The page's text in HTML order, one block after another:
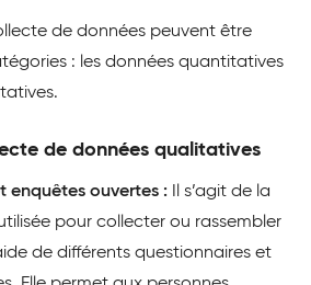
de données peuvent être
: les données quantitatives
de données qualitatives
enquêtes ouvertes :
Il s’agit de la
pour collecter ou rassembler
de différents questionnaires et